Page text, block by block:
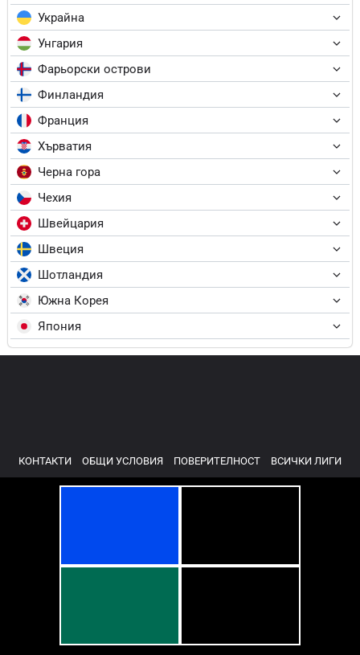
Украйна
Унгария
Фарьорски острови
Финландия
Франция
Хърватия
Черна гора
Чехия
Швейцария
Швеция
Шотландия
Южна Корея
Япония
КОНТАКТИ ОБЩИ УСЛОВИЯ ПОВЕРИТЕЛНОСТ ВСИЧКИ ЛИГИ